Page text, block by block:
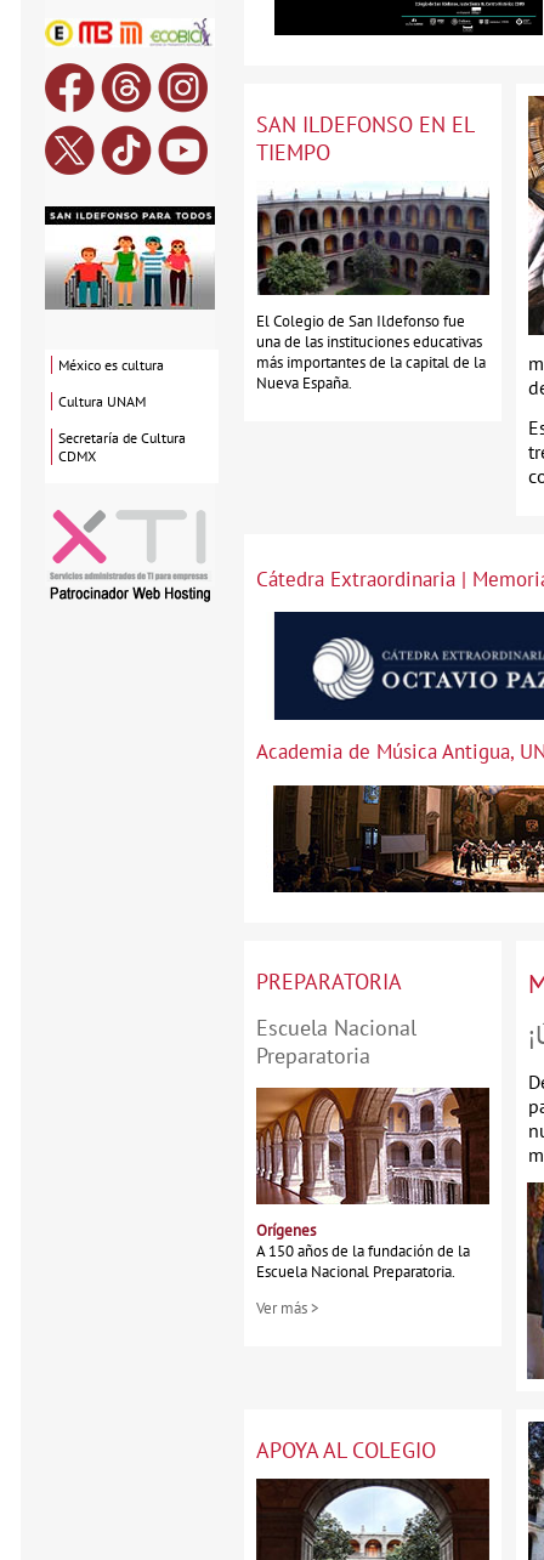
México es cultura
Cultura UNAM
Secretaría de Cultura
CDMX
SAN ILDEFONSO EN EL
TIEMPO
El Colegio de San Ildefonso fue
una de las instituciones educativas
más importantes de la capital de la
Nueva España.
Cátedra Extraordinaria |
Academia de Música Antigua,
PREPARATORIA
Escuela Nacional
Preparatoria
Orígenes
A 150 años de la fundación de la
Escuela Nacional Preparatoria.
Ver más >
APOYA AL COLEGIO